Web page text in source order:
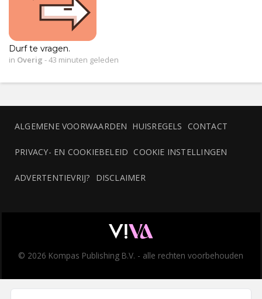
Durf te vragen.
in Overig -43 minuten geleden
ALGEMENE VOORWAARDEN HUISREGELS CONTACT
PRIVACY- EN COOKIEBELEID COOKIE INSTELLINGEN
ADVERTENTIEVRIJ? DISCLAIMER
© 2026 Kompas Publishing B.V. - alle rechten voorbehouden